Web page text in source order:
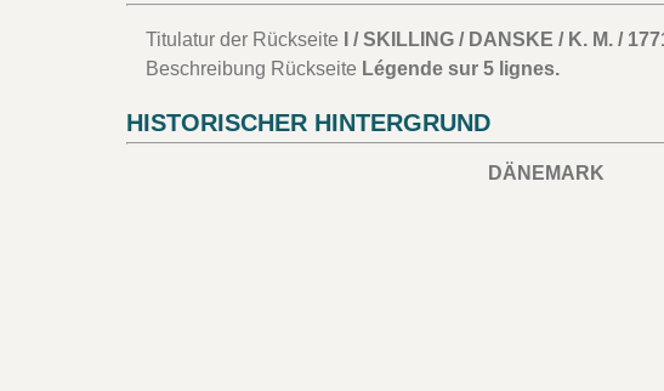
Titulatur der Rückseite
I / SKILLING / DANSKE / K. M. /
Beschreibung Rückseite Légende sur 5 lignes.
HISTORISCHER HINTERGRUND
DÄNEMARK